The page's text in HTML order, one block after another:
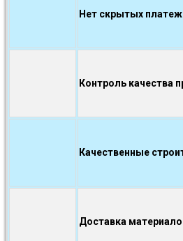
Нет скрытых
Контроль качества
Качественные
Доставка